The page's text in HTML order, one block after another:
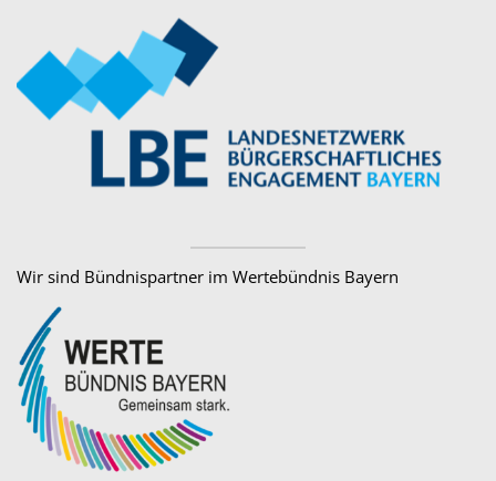
Wir sind Bündnispartner im Wertebündnis Bayern